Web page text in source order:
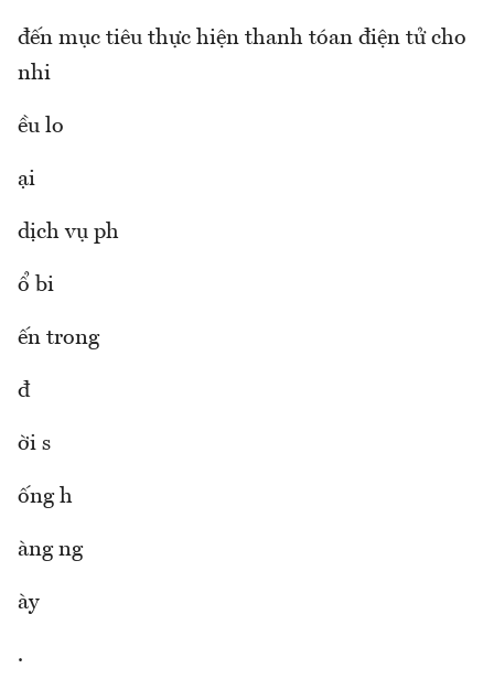
đến mục tiêu thực hiện thanh tóan điện tử cho
nhi
ều lo
ại
dịch vụ ph
ổ bi
ến trong
đ
ời s
ống h
àng ng
ày
.